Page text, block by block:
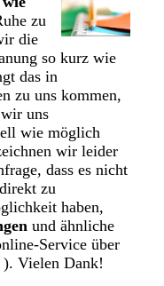
zu
die
so kurz wie
das in
zu uns kommen,
uns
wie möglich
wir leider
dass es nicht
zu
haben,
und ähnliche
Service über
Vielen Dank!